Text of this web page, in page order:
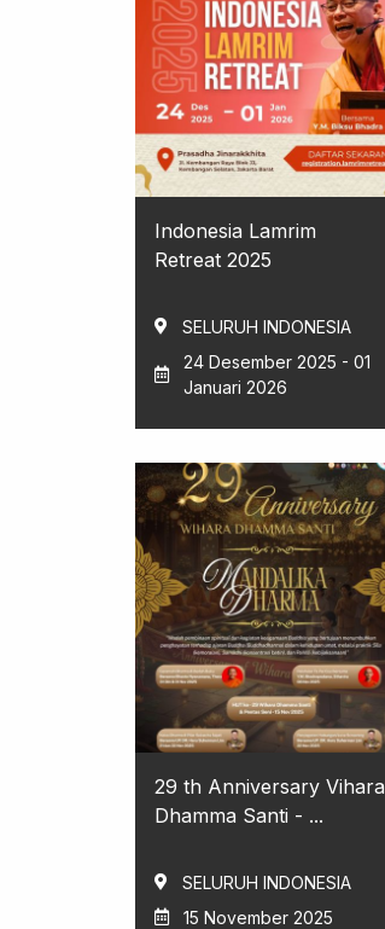
Indonesia Lamrim
Retreat 2025
SELURUH INDONESIA
24 Desember 2025 - 01
Januari 2026
29 th Anniversary Vihara
Dhamma Santi - ...
SELURUH INDONESIA
15 November 2025